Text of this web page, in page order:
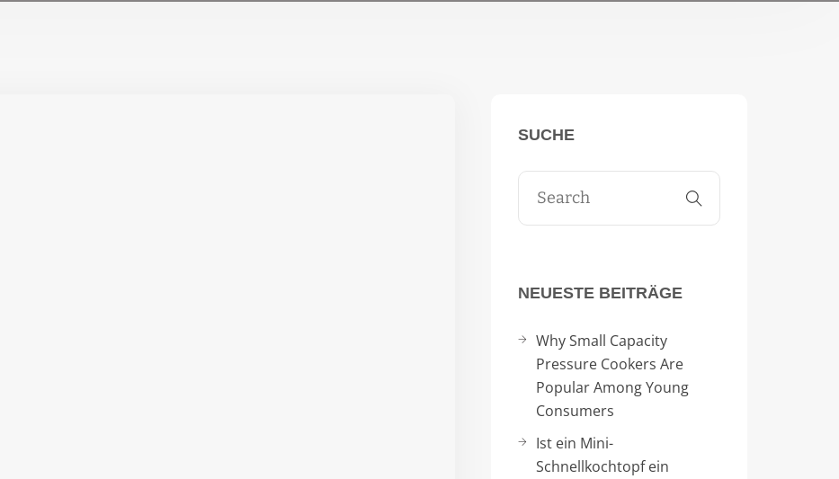
SUCHE
NEUESTE BEITRÄGE
Why Small Capacity
Pressure Cookers Are
Popular Among Young
Consumers
Ist ein Mini-
Schnellkochtopf ein